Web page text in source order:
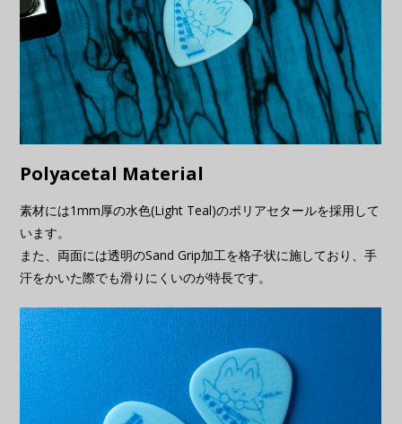
Polyacetal Material
素材には1mm厚の水色(Light Teal)のポリアセタールを採用して
います。
また、両面には透明のSand Grip加工を格子状に施しており、手
汗をかいた際でも滑りにくいのが特長です。